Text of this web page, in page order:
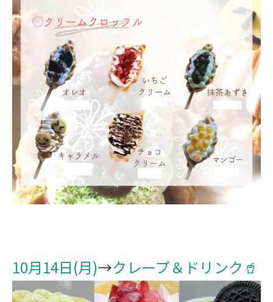
10月14日(月)→クレープ＆ドリンク🥤